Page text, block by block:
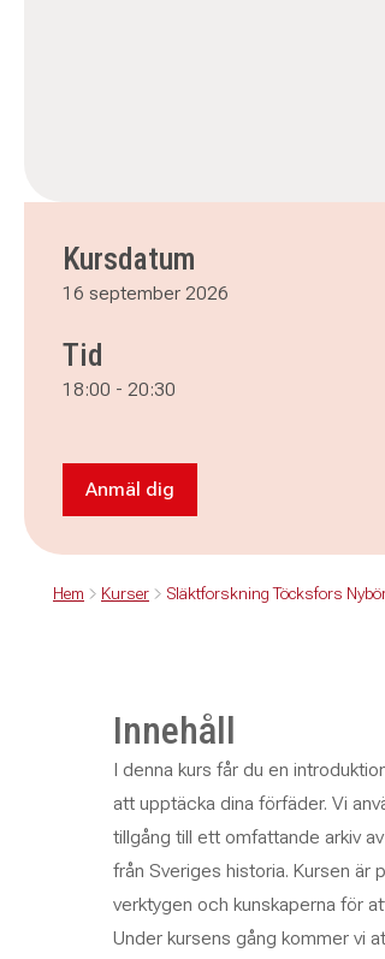
Kursdatum
16 september 2026
Tid
18:00 - 20:30
Anmäl dig till Släktforskning
Anmäl dig
Hem Kurser Släktforskning Töcksfors
Innehåll
I denna kurs får du en
att upptäcka dina förfäder. Vi
tillgång till ett omfattande arkiv
från Sveriges historia. Kursen är
verktygen och kunskaperna för
Under kursens gång kommer vi